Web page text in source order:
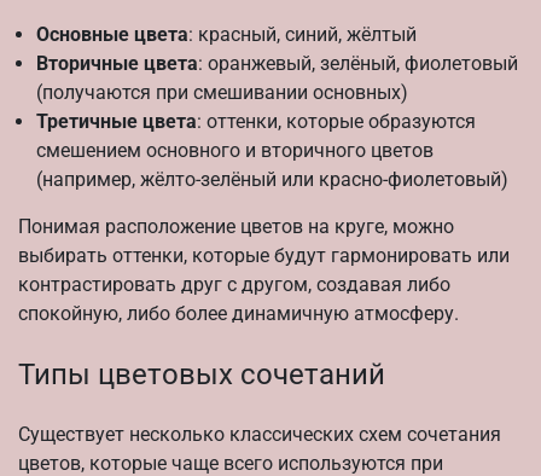
Основные цвета: красный, синий, жёлтый
Вторичные цвета: оранжевый, зелёный, фиолетовый
(получаются при смешивании основных)
Третичные цвета: оттенки, которые образуются
смешением основного и вторичного цветов
(например, жёлто-зелёный или красно-фиолетовый)
Понимая расположение цветов на круге, можно
выбирать оттенки, которые будут гармонировать или
контрастировать друг с другом, создавая либо
спокойную, либо более динамичную атмосферу.
Типы цветовых сочетаний
Существует несколько классических схем сочетания
цветов, которые чаще всего используются при